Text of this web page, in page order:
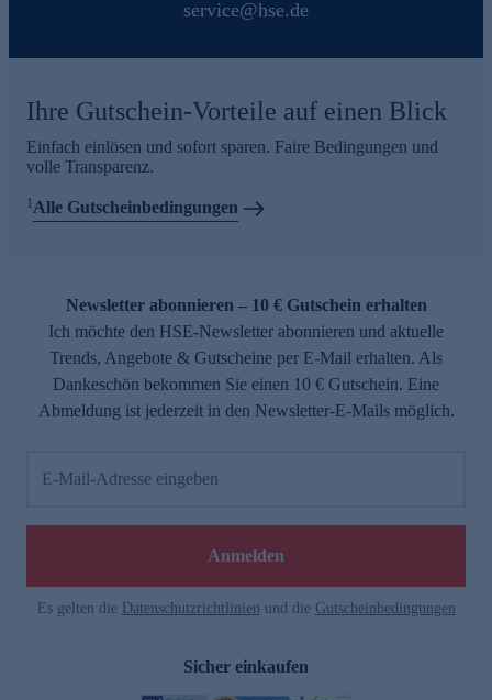
service@hse.de
Ihre Gutschein-Vorteile auf einen Blick
Einfach einlösen und sofort sparen. Faire Bedingungen und
volle Transparenz.
1Alle Gutscheinbedingungen
Newsletter abonnieren – 10 € Gutschein erhalten
Ich möchte den HSE-Newsletter abonnieren und aktuelle
Trends, Angebote & Gutscheine per E-Mail erhalten. Als
Dankeschön bekommen Sie einen 10 € Gutschein. Eine
Abmeldung ist jederzeit in den Newsletter-E-Mails möglich.
E-Mail-Adresse eingeben
Anmelden
Es gelten die Datenschutzrichtlinien und die Gutscheinbedingungen
Sicher einkaufen